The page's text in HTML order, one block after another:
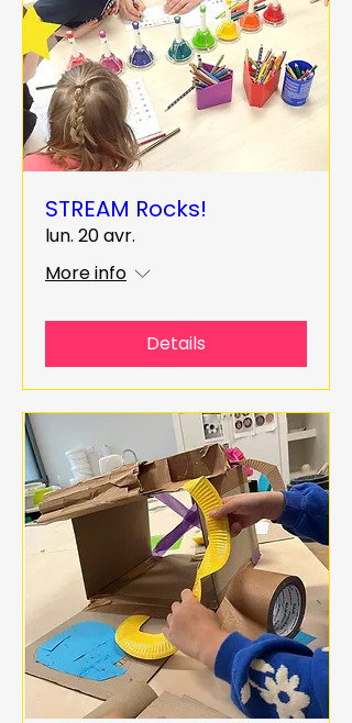
STREAM Rocks!
lun. 20 avr.
More info
Details